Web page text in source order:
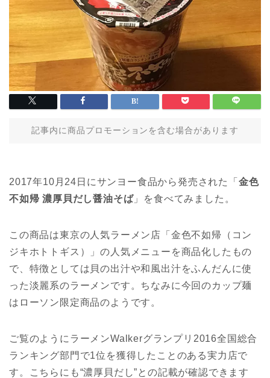
記事内に商品プロモーションを含む場合があります
2017年10月24日にサンヨー食品から発売された「 金色
不如帰 濃厚貝だし醤油そば」を食べてみました。
この商品は東京の人気ラーメン店「金色不如帰（コン
ジキホトトギス）」の人気メニューを商品化したもの
で、特徴としては貝の出汁や和風出汁をふんだんに使
った淡麗系のラーメンです。ちなみに今回のカップ麺
はローソン限定商品のようです。
ご覧のようにラーメンWalkerグランプリ2016全国総合
ランキング部門で1位を獲得したことのある実力店で
す。こちらにも“濃厚貝だし”との記載が確認できます